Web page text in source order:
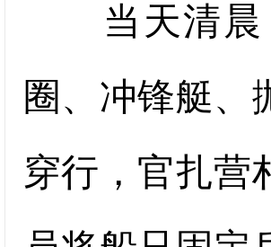
当天清晨
圈、冲锋艇、
穿行，官扎营